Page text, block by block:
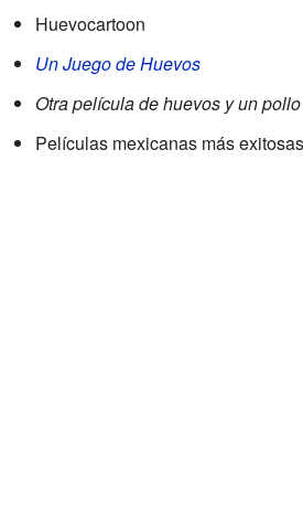
Huevocartoon
Un Juego de Huevos
Otra película de huevos y un pollo
Películas mexicanas más exitosas